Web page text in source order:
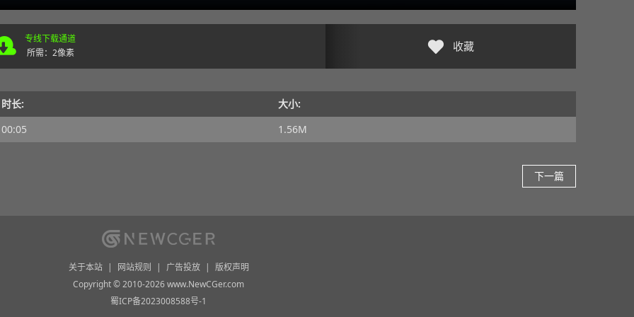
专线下载通道
所需：2像素
收藏
时长:
大小:
00:05 1.56M
下一篇
关于本站 | 网站规则 | 广告投放 | 版权声明
Copyright © 2010-2026 www.NewCGer.com
蜀ICP备2023008588号-1